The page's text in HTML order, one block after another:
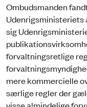
Ombudsmanden
Udenrigsministeriets
sig
forvaltningsretlige
mere kommercielle
særlige regler der